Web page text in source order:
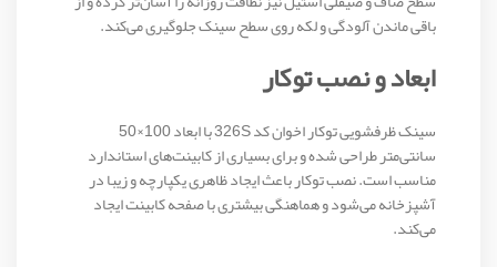
باقی ماندن آلودگی و لکه روی سطح سینک جلوگیری می‌کند.
ابعاد و نصب توکار
سینک ظرفشویی توکار اخوان کد 326S با ابعاد 100×50
سانتی‌متر طراحی شده و برای بسیاری از کابینت‌های استاندارد
مناسب است. نصب توکار باعث ایجاد ظاهری یکپارچه و زیبا در
آشپزخانه می‌شود و هماهنگی بیشتری با صفحه کابینت ایجاد
می‌کند.